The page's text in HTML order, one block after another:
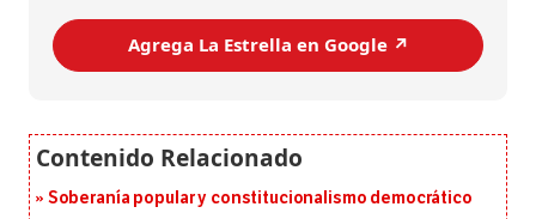
Agrega La Estrella en Google ↗️
Soberanía popular y constitucionalismo democrático